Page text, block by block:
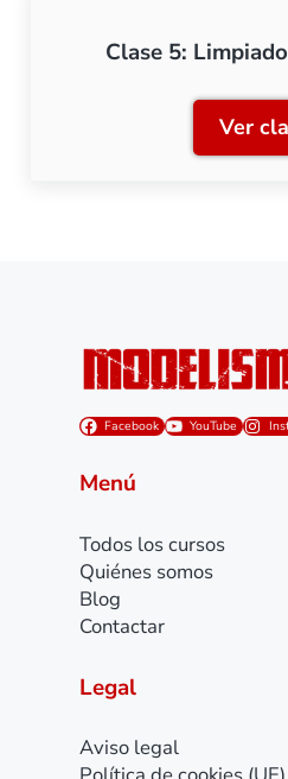
Clase 5:
Ver
Facebook YouTube
Menú
Todos los cursos
Quiénes somos
Blog
Contactar
Legal
Aviso legal